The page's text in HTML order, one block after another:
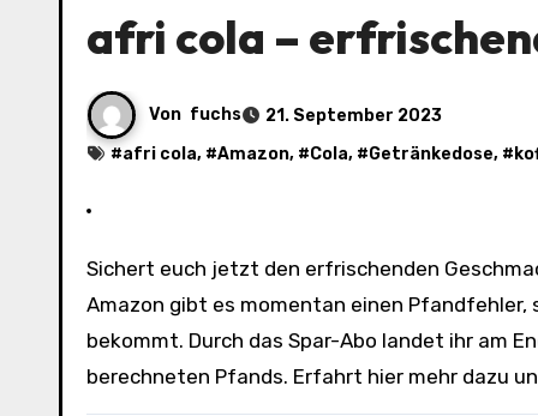
afri cola –
Von fuchs
21. September 2023
#afri cola, #Amazon, #Cola, #Getränkedose, #
Sichert euch jetzt den erfrischenden Geschmack von afri Cola zum unschlagbaren Preis von 12,61€! Bei
Amazon gibt es momentan einen Pfandfehler,
bekommt. Durch das Spar-Abo landet ihr am
berechneten Pfands. Erfahrt hier mehr dazu